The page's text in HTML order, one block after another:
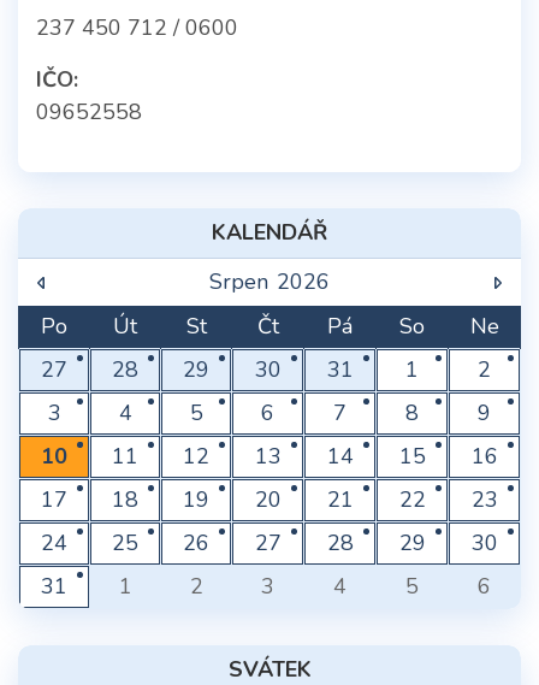
237 450 712 / 0600
IČO:
09652558
KALENDÁŘ
Srpen 2026
Po
Út St Čt Pá So
Ne
27
28 29 30 31 1
2
3
4 5 6 7 8
9
10
11 12 13 14 15
16
17
18 19 20 21 22
23
24
25 26 27 28 29
30
31
1 2 3 4 5 6
SVÁTEK